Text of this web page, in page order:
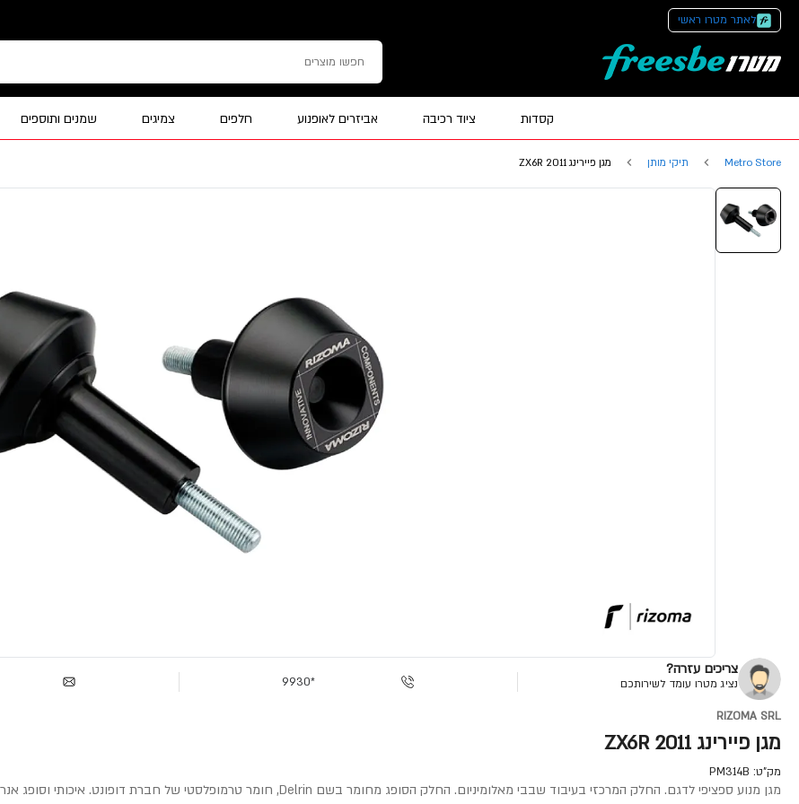
לאתר מטרו ראשי
קסדות ציוד רכיבה אביזרים לאופנוע חלפים צמיגים שמנים ותוספים
Metro Store תיקי מותן מגן פיירינג ZX6R 2011
צריכים עזרה?
נציג מטרו עומד לשירותכם *9930
RIZOMA SRL
מגן פיירינג ZX6R 2011
מק"ט: PM314B
מגן מנוע ספציפי לדגם. החלק המרכזי בעיבוד שבבי מאלומיניום. החלק הסופג מחומר בשם Delrin, חומר טרמופלסטי של חברת דופונט. איכותי וסופג אנרגיה. מעוצב וקל משקל.